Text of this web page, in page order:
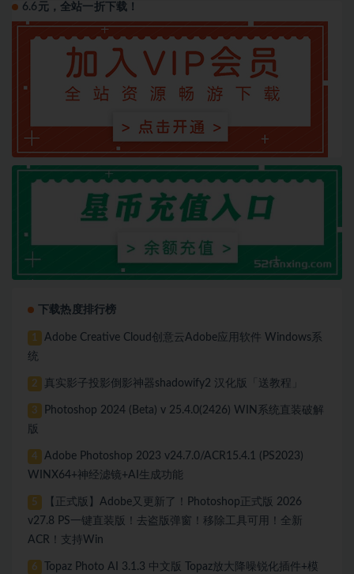
6.6元，全站一折下载！
下载热度排行榜
1
Adobe Creative Cloud创意云Adobe应用软件 Windows系
统
2 真实影子投影倒影神器shadowify2 汉化版「送教程」
3
Photoshop 2024 (Beta) v 25.4.0(2426) WIN系统直装破解
版
4
Adobe Photoshop 2023 v24.7.0/ACR15.4.1 (PS2023)
WINX64+神经滤镜+AI生成功能
5
【正式版】Adobe又更新了！Photoshop正式版 2026
v27.8 PS一键直装版！去盗版弹窗！移除工具可用！全新
ACR！支持Win
6
Topaz Photo AI 3.1.3 中文版 Topaz放大降噪锐化插件+模